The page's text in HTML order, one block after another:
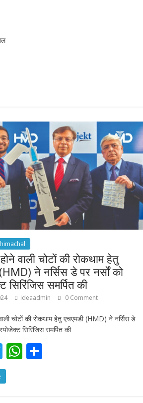
himachal
वाली चोटों की रोकथाम हेतु
ने नर्सिस डे पर नर्सों को
सिरिंजिस समर्पित की
ideaadmin 0 Comment
चोटों की रोकथाम हेतु एचएमडी (HMD) ने नर्सिस डे
सिरिंजिस समर्पित की
T
w
itt
W